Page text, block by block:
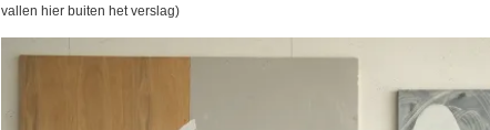
vallen hier buiten het verslag)